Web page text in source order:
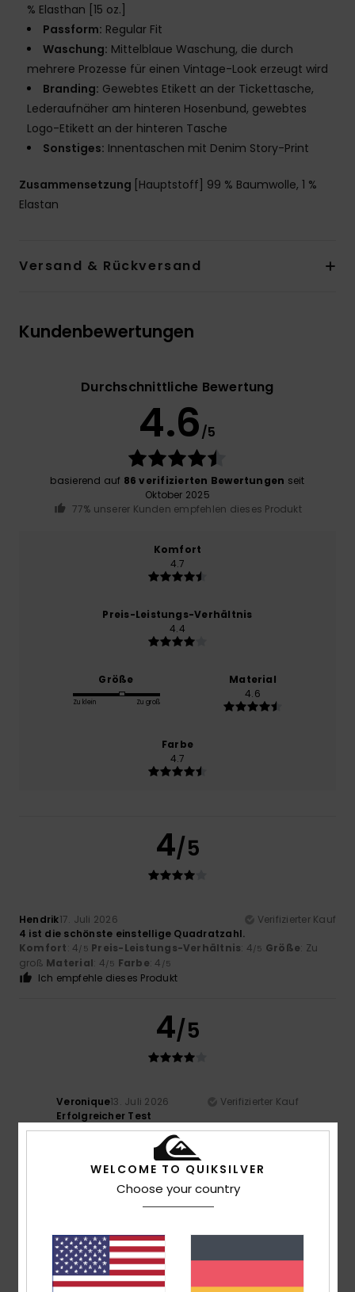
% Elasthan [15 oz.]
Passform: Regular Fit
Waschung: Mittelblaue Waschung, die durch
mehrere Prozesse für einen Vintage-Look erzeugt wird
Branding: Gewebtes Etikett an der Tickettasche,
Lederaufnäher am hinteren Hosenbund, gewebtes
Logo-Etikett an der hinteren Tasche
Sonstiges: Innentaschen mit Denim Story-Print
Zusammensetzung [Hauptstoff] 99 % Baumwolle, 1 %
Elastan
Versand & Rückversand
Kundenbewertungen
Durchschnittliche Bewertung
4.6/5
basierend auf 86 verifizierten Bewertungen seit
Oktober 2025
77% unserer Kunden empfehlen dieses Produkt
Komfort
4.7
Preis-Leistungs-Verhältnis
4.4
Größe
Zu klein Zu groß
Material
4.6
Farbe
4.7
4/5
Hendrik17. Juli 2026
Verifizierter Kauf
4 ist die schönste einstellige Quadratzahl.
Komfort: 4/5 Preis-Leistungs-Verhältnis: 4/5 Größe: Zu
groß Material: 4/5 Farbe: 4 /5
Ich empfehle dieses Produkt
4/5
Veronique13. Juli 2026
Verifizierter Kauf
Erfolgreicher Test
Original anzeigen - Français
Preis-Leistungs-Verhältnis
Ich empfehle dieses Produkt
5/5
11. Juli 2026 Verifizierter Kauf
WELCOME TO QUIKSILVER
Choose your country